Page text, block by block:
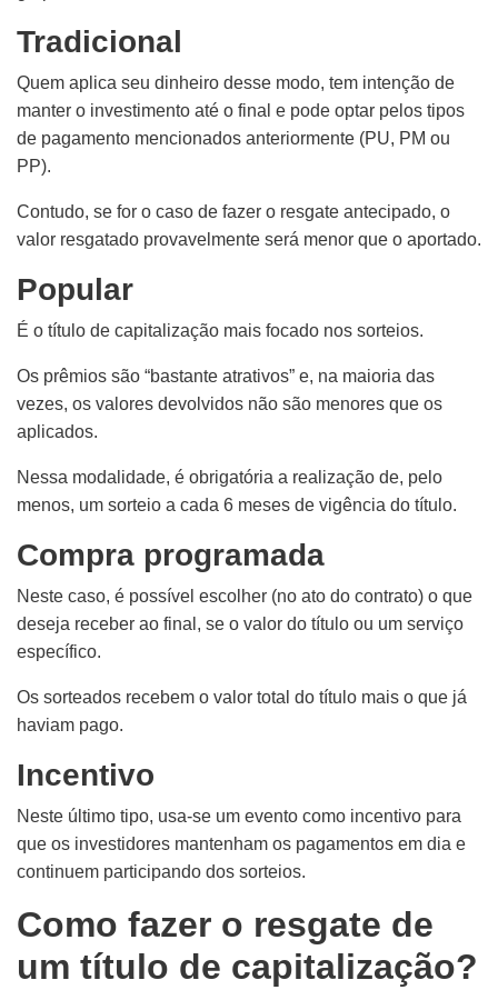
Tradicional
Quem aplica seu dinheiro desse modo, tem intenção de
manter o investimento até o final e pode optar pelos tipos
de pagamento mencionados anteriormente (PU, PM ou
PP).
Contudo, se for o caso de fazer o resgate antecipado, o
valor resgatado provavelmente será menor que o aportado.
Popular
É o título de capitalização mais focado nos sorteios.
Os prêmios são “bastante atrativos” e, na maioria das
vezes, os valores devolvidos não são menores que os
aplicados.
Nessa modalidade, é obrigatória a realização de, pelo
menos, um sorteio a cada 6 meses de vigência do título.
Compra programada
Neste caso, é possível escolher (no ato do contrato) o que
deseja receber ao final, se o valor do título ou um serviço
específico.
Os sorteados recebem o valor total do título mais o que já
haviam pago.
Incentivo
Neste último tipo, usa-se um evento como incentivo para
que os investidores mantenham os pagamentos em dia e
continuem participando dos sorteios.
Como fazer o resgate de
um título de capitalização?